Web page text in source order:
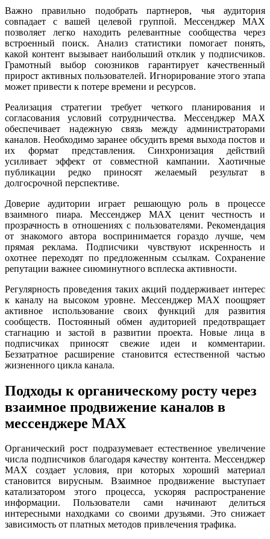
Важно правильно подобрать партнеров, чья аудитория
совпадает с вашей целевой группой. Мессенджер MAX
позволяет легко находить релевантные сообщества через
встроенный поиск. Анализ статистики помогает понять,
какой контент вызывает наибольший отклик у подписчиков.
Грамотный выбор союзников гарантирует качественный
прирост активных пользователей. Игнорирование этого этапа
может привести к потере времени и ресурсов.
Реализация стратегии требует четкого планирования и
согласования условий сотрудничества. Мессенджер MAX
обеспечивает надежную связь между администраторами
каналов. Необходимо заранее обсудить время выхода постов и
их формат представления. Синхронизация действий
усиливает эффект от совместной кампании. Хаотичные
публикации редко приносят желаемый результат в
долгосрочной перспективе.
Доверие аудитории играет решающую роль в процессе
взаимного пиара. Мессенджер MAX ценит честность и
прозрачность в отношениях с пользователями. Рекомендация
от знакомого автора воспринимается гораздо лучше, чем
прямая реклама. Подписчики чувствуют искренность и
охотнее переходят по предложенным ссылкам. Сохранение
репутации важнее сиюминутного всплеска активности.
Регулярность проведения таких акций поддерживает интерес
к каналу на высоком уровне. Мессенджер MAX поощряет
активное использование своих функций для развития
сообществ. Постоянный обмен аудиторией предотвращает
стагнацию и застой в развитии проекта. Новые лица в
подписчиках приносят свежие идеи и комментарии.
Беззатратное расширение становится естественной частью
жизненного цикла канала.
Подходы к органическому росту через
взаимное продвижение каналов в
мессенджере MAX
Органический рост подразумевает естественное увеличение
числа подписчиков благодаря качеству контента. Мессенджер
MAX создает условия, при которых хороший материал
становится вирусным. Взаимное продвижение выступает
катализатором этого процесса, ускоряя распространение
информации. Пользователи сами начинают делиться
интересными находками со своими друзьями. Это снижает
зависимость от платных методов привлечения трафика.